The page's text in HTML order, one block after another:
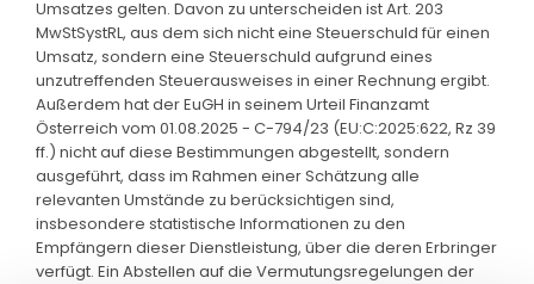
Umsatzes gelten. Davon zu unterscheiden ist Art. 203
MwStSystRL, aus dem sich nicht eine Steuerschuld für einen
Umsatz, sondern eine Steuerschuld aufgrund eines
unzutreffenden Steuerausweises in einer Rechnung ergibt.
Außerdem hat der EuGH in seinem Urteil Finanzamt
Österreich vom 01.08.2025 - C-794/23 (EU:C:2025:622, Rz 39
ff.) nicht auf diese Bestimmungen abgestellt, sondern
ausgeführt, dass im Rahmen einer Schätzung alle
relevanten Umstände zu berücksichtigen sind,
insbesondere statistische Informationen zu den
Empfängern dieser Dienstleistung, über die deren Erbringer
verfügt. Ein Abstellen auf die Vermutungsregelungen der